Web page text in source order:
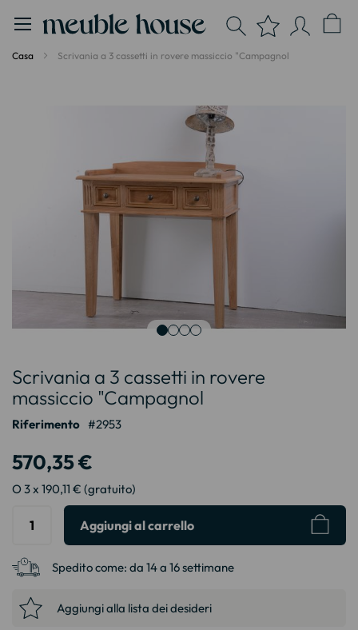
Casa Scrivania a 3 cassetti in rovere massiccio "Campagnol
all'inizio
della
galleria
di
Scrivania a 3 cassetti in rovere
massiccio "Campagnol
Riferimento 2953
570,35 €
O 3 x 190,11 € (gratuito)
Aggiungi al carrello
Spedito come: da 14 a 16 settimane
Aggiungi alla lista dei desideri